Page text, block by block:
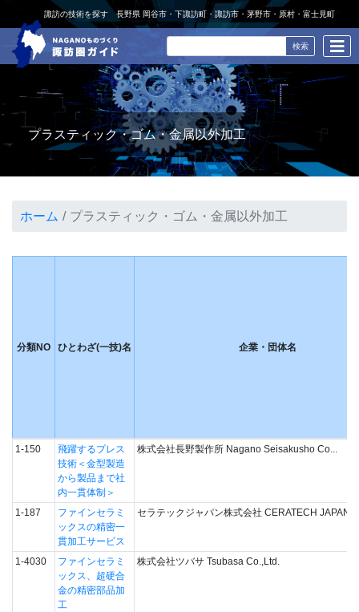
諏訪の技術を探す 長野県 岡谷市・下諏訪町・諏訪市・茅野市・原村・富士見町
プラスティック・ゴム・金属以外加工
ホーム プラスティック・ゴム・金属以外加工
分類NO ひとわざ(一技)名 企業・団体名
1-150
飛躍するプレス
技術＜金型製造
から製品まで社
内一貫体制＞
株式会社長野製作所 Nagano Seisakusho Co...
1-187
ファインセラミ
ックスの精密一
貫加工サービス
セラテックジャパン株式会社 CERATECH JAPAN
1-4030
ファインセラミ
ックス、超硬合
金の精密部品加
工
株式会社ツバサ Tsubasa Co.,Ltd.